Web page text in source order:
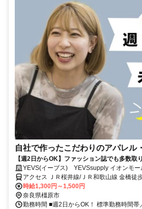
自社で作ったこだわりのアパレル
【週2日からOK】ファッション誌でも多数取
洋服♪未経験OK×ノルマなし
YEVS(イーブス) YEVSsupply イオンモー
アクセス ＪＲ桜井線/ＪＲ和歌山線 金橋徒
徒歩約21分、近鉄南大阪線 坊城徒歩約24分
時給1,300円～1,500円
奈良県橿原市
勤務時間 ■週2日からOK！ 標準勤務時間